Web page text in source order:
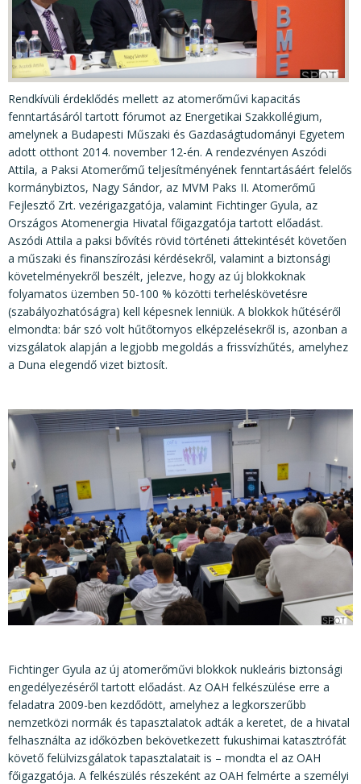
JOGI SZABÁLYOZÁS, ÚTMUTATÓK
KIADVÁNYOK, JELENTÉSEK
NYOMTATVÁNYOK, SZOFTVEREK
E-ÜGYINTÉZÉS
Rendkívüli érdeklődés mellett az atomerőművi kapacitás
fenntartásáról tartott fórumot az Energetikai Szakkollégium,
amelynek a Budapesti Műszaki és Gazdaságtudományi Egyetem
adott otthont 2014. november 12-én. A rendezvényen Aszódi
Attila, a Paksi Atomerőmű teljesítményének fenntartásáért felelős
kormánybiztos, Nagy Sándor, az MVM Paks II. Atomerőmű
Fejlesztő Zrt. vezérigazgatója, valamint Fichtinger Gyula, az
Országos Atomenergia Hivatal főigazgatója tartott előadást.
Aszódi Attila a paksi bővítés rövid történeti áttekintését követően
a műszaki és finanszírozási kérdésekről, valamint a biztonsági
követelményekről beszélt, jelezve, hogy az új blokkoknak
folyamatos üzemben 50-100 % közötti terheléskövetésre
(szabályozhatóságra) kell képesnek lenniük. A blokkok hűtéséről
elmondta: bár szó volt hűtőtornyos elképzelésekről is, azonban a
vizsgálatok alapján a legjobb megoldás a frissvízhűtés, amelyhez
a Duna elegendő vizet biztosít.
Fichtinger Gyula az új atomerőművi blokkok nukleáris biztonsági
engedélyezéséről tartott előadást. Az OAH felkészülése erre a
feladatra 2009-ben kezdődött, amelyhez a legkorszerűbb
nemzetközi normák és tapasztalatok adták a keretet, de a hivatal
felhasználta az időközben bekövetkezett fukushimai katasztrófát
követő felülvizsgálatok tapasztalatait is – mondta el az OAH
főigazgatója. A felkészülés részeként az OAH felmérte a személyi